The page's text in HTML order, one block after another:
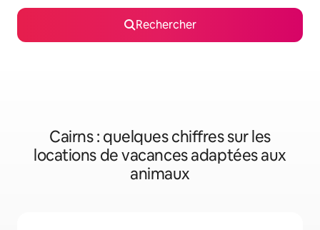
Rechercher
Cairns : quelques chiffres sur les
locations de vacances adaptées aux
animaux